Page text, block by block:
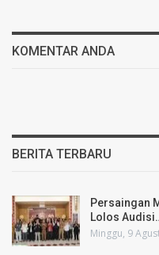
KOMENTAR ANDA
BERITA TERBARU
Persaingan
Lolos
Minggu, 9